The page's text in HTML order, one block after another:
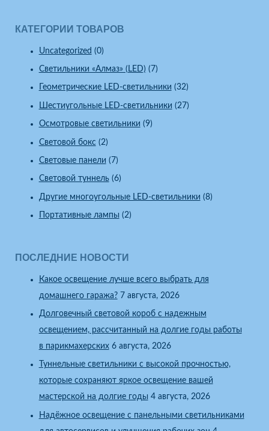
КАТЕГОРИИ ТОВАРОВ
Uncategorized (0)
Светильники «Алмаз» (LED) (7)
Геометрические LED-светильники (32)
Шестиугольные LED-светильники (27)
Осмотровые светильники (9)
Световой бокс (2)
Световые панели (7)
Световой туннель (6)
Другие многоугольные LED-светильники (8)
Портативные лампы (2)
ПОСЛЕДНИЕ НОВОСТИ
Какое освещение лучше всего выбрать для
домашнего гаража? 7 августа, 2026
Долговечный световой короб с надежным
освещением, рассчитанный на долгие годы работы
в парикмахерских 6 августа, 2026
Туннельные светильники с высокой прочностью,
которые сохраняют яркое освещение вашей
мастерской на долгие годы 4 августа, 2026
Надёжное освещение с панельными светильниками